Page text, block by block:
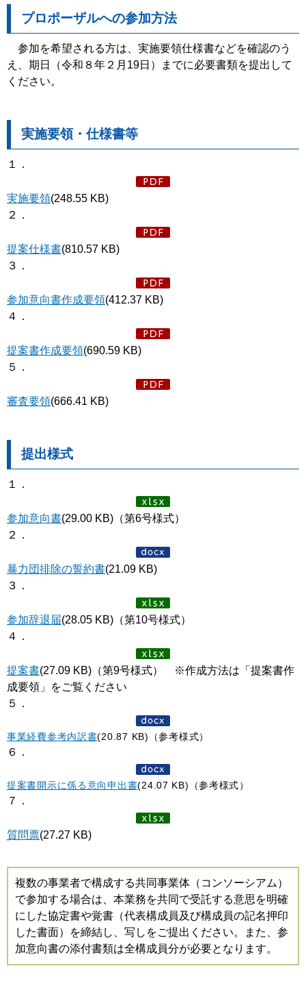
プロポーザルへの参加方法
参加を希望される方は、実施要領仕様書などを確認のう
え、期日（令和８年２月19日）までに必要書類を提出して
ください。
実施要領・仕様書等
１．
実施要領(248.55 KB)
２．
提案仕様書(810.57 KB)
３．
参加意向書作成要領(412.37 KB)
４．
提案書作成要領(690.59 KB)
５．
審査要領(666.41 KB)
提出様式
１．
参加意向書(29.00 KB)（第6号様式）
２．
暴力団排除の誓約書(21.09 KB)
３．
参加辞退届(28.05 KB)（第10号様式）
４．
提案書(27.09 KB)（第9号様式） ※作成方法は「提案書作
成要領」をご覧ください
５．
事業経費参考内訳書(20.87 KB)（参考様式）
６．
提案書開示に係る意向申出書(24.07 KB)（参考様式）
７．
質問票(27.27 KB)
複数の事業者で構成する共同事業体（コンソーシアム）
で参加する場合は、本業務を共同で受託する意思を明確
にした協定書や覚書（代表構成員及び構成員の記名押印
した書面）を締結し、写しをご提出ください。また、参
加意向書の添付書類は全構成員分が必要となります。